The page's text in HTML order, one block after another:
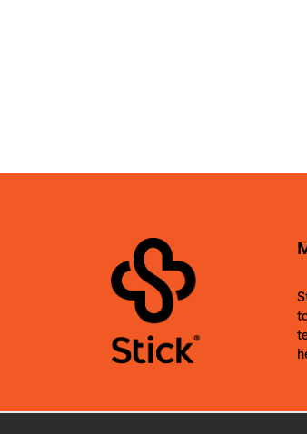
Vahvistettu ostaja
2023-10-10
Carina
Vahvistettu ostaja
Erittäin realistinen, toivottavasti se
kaikkia kyyhkysiä, varisia ja